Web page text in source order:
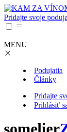
Pridajte svoje
MENU
Podujatia
Články
Pridajte
Prihlásiť